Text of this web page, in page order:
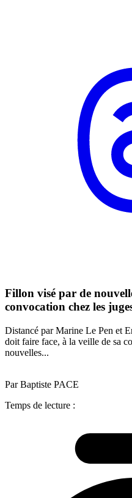
Fillon visé par de
convocation chez les
Distancé par Marine Le Pen et
doit faire face, à la veille de sa
nouvelles...
Par Baptiste PACE
Temps de lecture :